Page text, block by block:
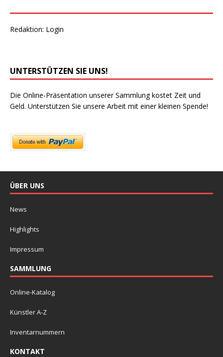
Redaktion: Login
UNTERSTÜTZEN SIE UNS!
Die Online-Präsentation unserer Sammlung kostet Zeit und
Geld. Unterstützen Sie unsere Arbeit mit einer kleinen Spende!
ÜBER UNS
News
Highlights
Impressum
SAMMLUNG
Online-Katalog
Künstler A-Z
Inventarnummern
KONTAKT